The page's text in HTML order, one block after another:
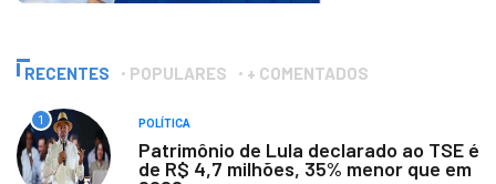
RECENTES POPULARES + COMENTADOS
1 POLÍTICA
Patrimônio de Lula declarado ao TSE é
de R$ 4,7 milhões, 35% menor que em